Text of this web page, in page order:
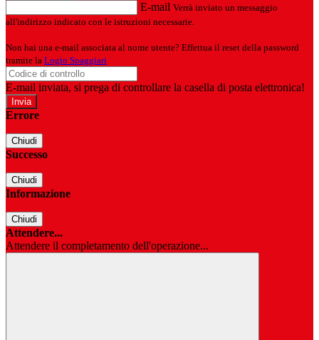
E-mail Verrà inviato un messaggio
all'indirizzo indicato con le istruzioni necessarie.
Non hai una e-mail associata al nome utente? Effettua il reset della password
tramite la Login Spaggiari
E-mail inviata, si prega di controllare la casella di posta elettronica!
Errore
Chiudi
Successo
Chiudi
Informazione
Chiudi
Attendere...
Attendere il completamento dell'operazione...